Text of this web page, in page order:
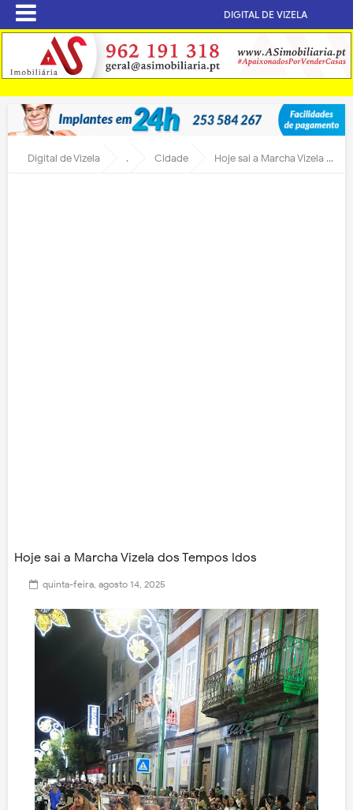
DIGITAL DE VIZELA
Digital de Vizela . Cidade Hoje sai a Marcha Vizela dos Tempos Idos
Hoje sai a Marcha Vizela dos Tempos Idos
quinta-feira, agosto 14, 2025